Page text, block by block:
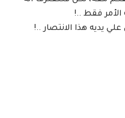
فقط ..!
يديه هذا الانتصار ..!